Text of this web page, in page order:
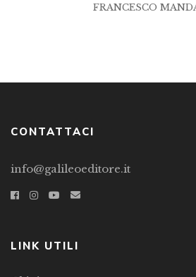
FRANCESCO
CONTATTACI
info@galileoeditore.it
LINK UTILI